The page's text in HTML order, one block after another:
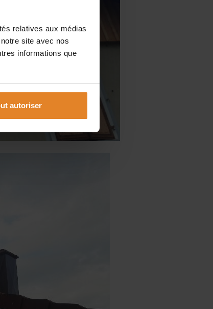
relatives aux médias
site avec nos
informations que
autoriser